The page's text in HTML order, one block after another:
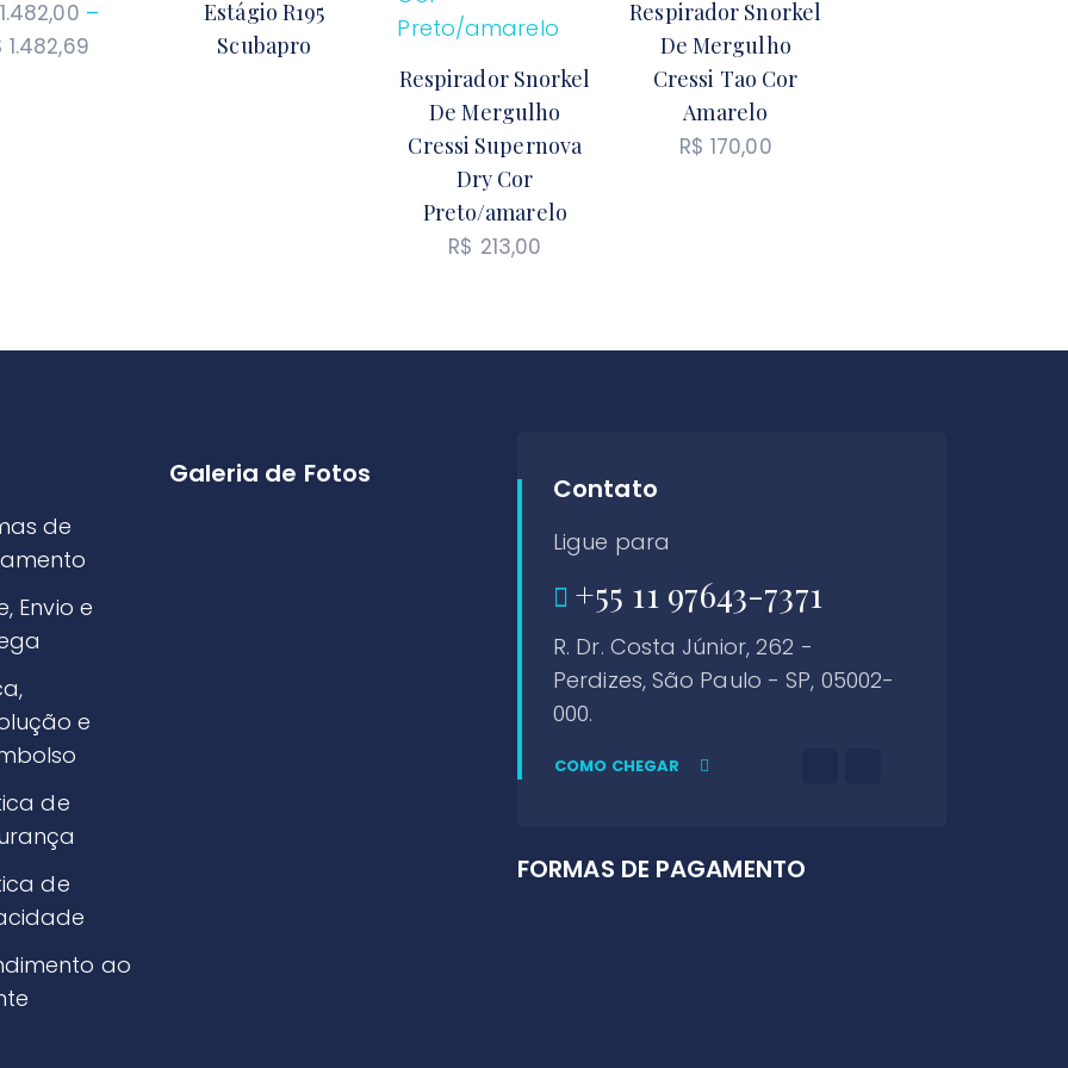
1.482,00 –
1.482,69
Estágio R195
Scubapro
Respirador Snorkel
De Mergulho
Cressi Supernova
Dry Cor
Preto/amarelo
R$ 213,00
Respirador Snorkel
De Mergulho
Cressi Tao Cor
Amarelo
R$ 170,00
de
Envio e
e
de
de
ao
Galeria de Fotos Contato
Ligue para
+55 11 97643-7371
R. Dr. Costa Júnior, 262 -
Perdizes, São Paulo - SP, 05002-
000.
COMO CHEGAR
FORMAS DE PAGAMENTO